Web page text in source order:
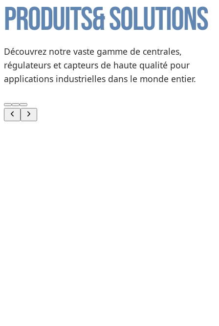
Produits& solutions
Découvrez notre vaste gamme de centrales,
régulateurs et capteurs de haute qualité pour
applications industrielles dans le monde entier.